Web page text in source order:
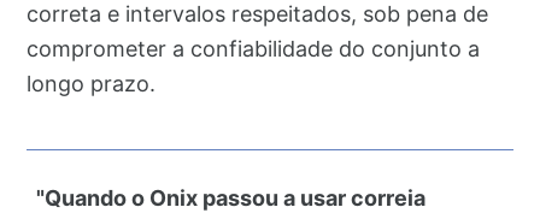
correta e intervalos respeitados, sob pena de
comprometer a confiabilidade do conjunto a
longo prazo.
"Quando o Onix passou a usar correia